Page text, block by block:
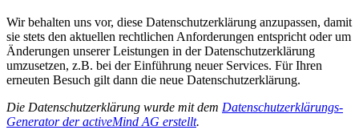
Wir behalten uns vor, diese Datenschutzerklärung anzupassen, damit
sie stets den aktuellen rechtlichen Anforderungen entspricht oder um
Änderungen unserer Leistungen in der Datenschutzerklärung
umzusetzen, z.B. bei der Einführung neuer Services. Für Ihren
erneuten Besuch gilt dann die neue Datenschutzerklärung.
Die Datenschutzerklärung wurde mit dem Datenschutzerklärungs-
Generator der activeMind AG erstellt.